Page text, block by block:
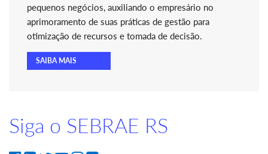
pequenos negócios, auxiliando o empresário no
aprimoramento de suas práticas de gestão para
otimização de recursos e tomada de decisão.
SAIBA MAIS
Siga o SEBRAE RS